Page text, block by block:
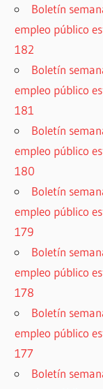
Boletín
empleo público
182
Boletín
empleo público
181
Boletín
empleo público
180
Boletín
empleo público
179
Boletín
empleo público
178
Boletín
empleo público
177
Boletín